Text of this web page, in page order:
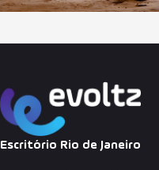
Escritório Rio de Janeiro